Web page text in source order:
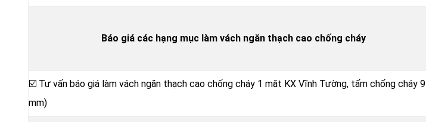
Báo giá các hạng mục làm vách ngăn thạch cao chống cháy
☑️ Tư vấn báo giá làm vách ngăn thạch cao chống cháy 1 mặt KX Vĩnh Tường, tấm chống cháy 9
mm)